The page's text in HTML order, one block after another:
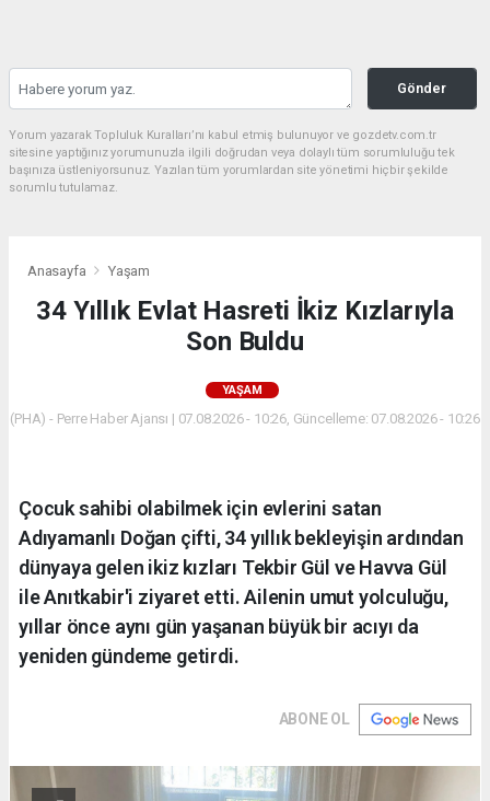
Gönder
Yorum yazarak Topluluk Kuralları’nı kabul etmiş bulunuyor ve gozdetv.com.tr
sitesine yaptığınız yorumunuzla ilgili doğrudan veya dolaylı tüm sorumluluğu tek
başınıza üstleniyorsunuz. Yazılan tüm yorumlardan site yönetimi hiçbir şekilde
sorumlu tutulamaz.
Anasayfa Yaşam
34 Yıllık Evlat Hasreti İkiz Kızlarıyla
Son Buldu
YAŞAM
(PHA) - Perre Haber Ajansı | 07.08.2026 - 10:26, Güncelleme: 07.08.2026 - 10:26
Çocuk sahibi olabilmek için evlerini satan
Adıyamanlı Doğan çifti, 34 yıllık bekleyişin ardından
dünyaya gelen ikiz kızları Tekbir Gül ve Havva Gül
ile Anıtkabir'i ziyaret etti. Ailenin umut yolculuğu,
yıllar önce aynı gün yaşanan büyük bir acıyı da
yeniden gündeme getirdi.
ABONE OL